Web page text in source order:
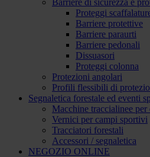
Barriere di sicurezza e
Proteggi
Barriere protettive
Barriere paraurti
Barriere pedonali
Dissuasori
Proteggi colonna
Protezioni angolari
Profili flessibili di
Segnaletica forestale ed eventi
Macchine traccialinee
Vernici per campi sportivi
Tracciatori forestali
Accessori / segnaletica
NEGOZIO ONLINE